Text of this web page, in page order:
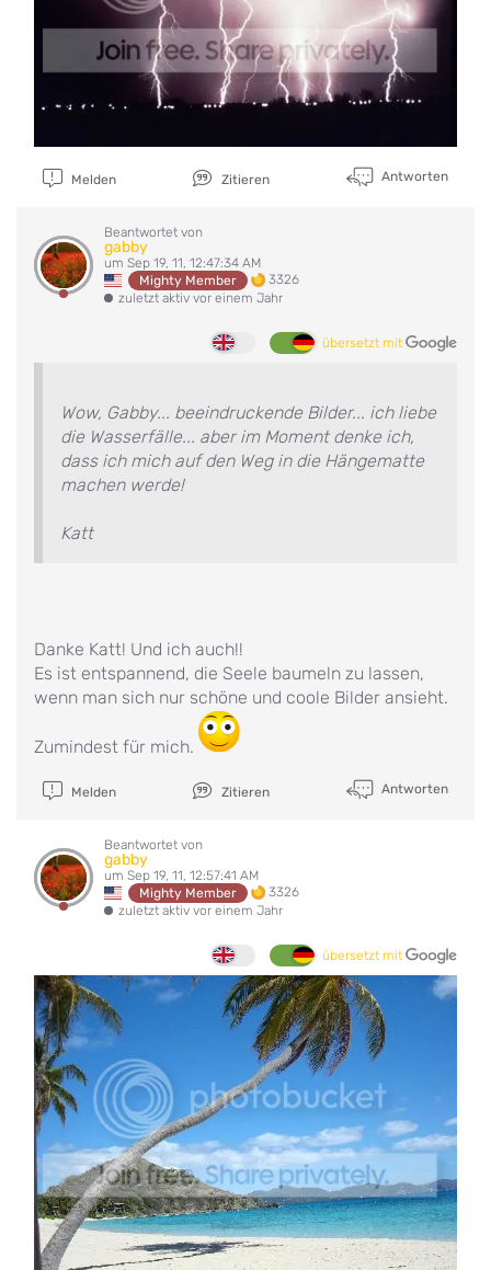
Melden Zitieren Antworten
Beantwortet von
gabby
um Sep 19, 11, 12:47:34 AM
Mighty Member
3326
zuletzt aktiv vor einem Jahr
übersetzt mit
Wow, Gabby... beeindruckende Bilder... ich liebe
die Wasserfälle... aber im Moment denke ich,
dass ich mich auf den Weg in die Hängematte
machen werde!
Katt
Danke Katt! Und ich auch!!
Es ist entspannend, die Seele baumeln zu lassen,
wenn man sich nur schöne und coole Bilder ansieht.
Zumindest für mich.
Melden Zitieren Antworten
Beantwortet von
gabby
um Sep 19, 11, 12:57:41 AM
Mighty Member
3326
zuletzt aktiv vor einem Jahr
übersetzt mit